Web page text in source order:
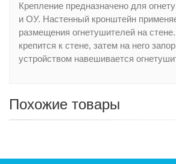
Крепление предназначено для
и ОУ. Настенный кронштейн
размещения огнетушителей на
крепится к стене, затем на него
устройством навешивается
Похожие товары